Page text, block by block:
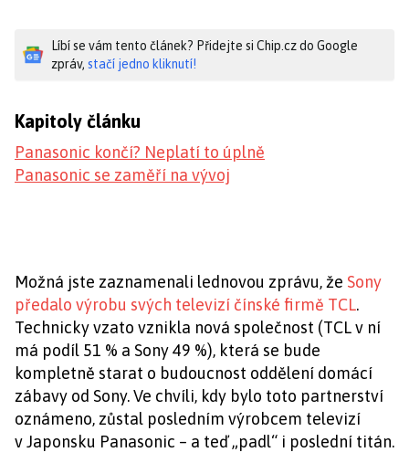
Líbí se vám tento článek? Přidejte si Chip.cz do Google
zpráv, stačí jedno kliknutí!
Kapitoly článku
Panasonic končí? Neplatí to úplně
Panasonic se zaměří na vývoj
Možná jste zaznamenali lednovou zprávu, že Sony
předalo výrobu svých televizí čínské firmě TCL.
Technicky vzato vznikla nová společnost (TCL v ní
má podíl 51 % a Sony 49 %), která se bude
kompletně starat o budoucnost oddělení domácí
zábavy od Sony. Ve chvíli, kdy bylo toto partnerství
oznámeno, zůstal posledním výrobcem televizí
v Japonsku Panasonic – a teď „padl“ i poslední titán.